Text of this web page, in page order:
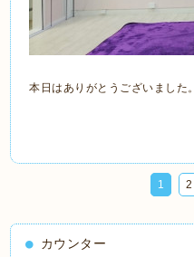
本日はありがとうございました。
1 2
カウンター